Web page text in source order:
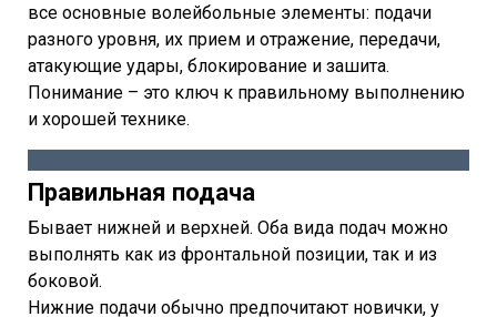
все основные волейбольные элементы: подачи
разного уровня, их прием и отражение, передачи,
атакующие удары, блокирование и зашита.
Понимание – это ключ к правильному выполнению
и хорошей технике.
Правильная подача
Бывает нижней и верхней. Оба вида подач можно
выполнять как из фронтальной позиции, так и из
боковой.
Нижние подачи обычно предпочитают новички, у